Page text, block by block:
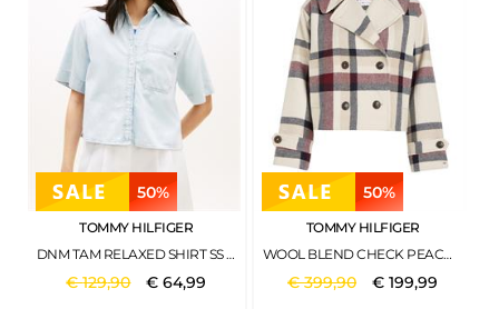
50%
TOMMY HILFIGER
DNM TAM RELAXED SHIRT SS TAM
€129,90 €64,99
50%
TOMMY HILFIGER
WOOL BLEND CHECK PEACOAT TWILL G STP CHECK L- ECRU
€399,90 €199,99